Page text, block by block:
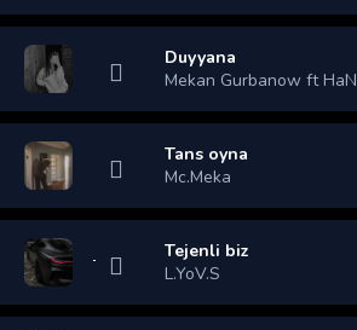
Duyyana
Mekan Gurbanow ft HaN
Tans oyna
Mc.Meka
Tejenli biz
L.YoV.S